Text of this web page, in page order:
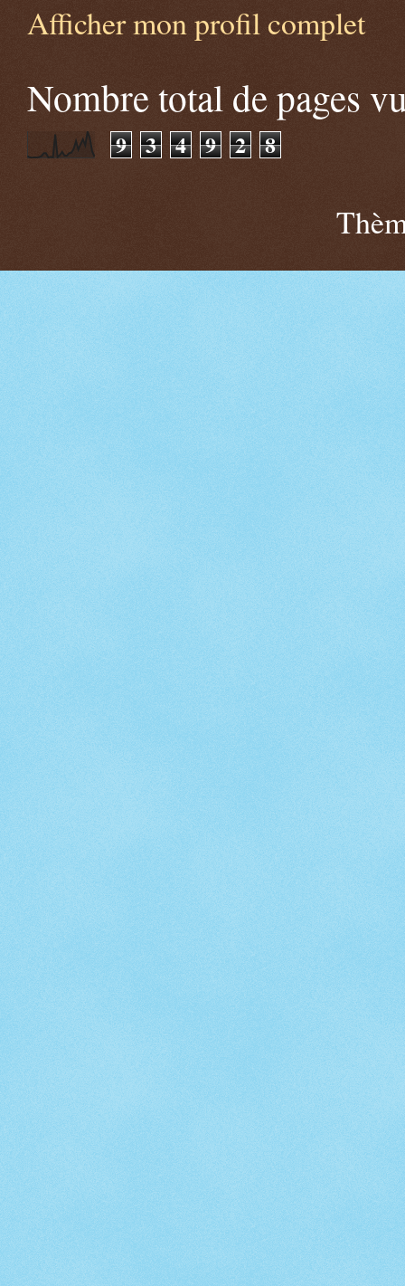
Afficher mon profil complet
Nombre total de pages
9 3 4 9 2 8